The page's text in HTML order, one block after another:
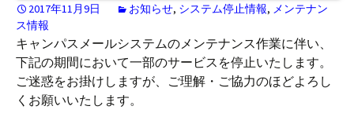
キ
プ
2017年11月9日 お知らせ, システム停止情報, メンテナン
ス情報
キャンパスメールシステムのメンテナンス作業に伴い、
下記の期間において一部のサービスを停止いたします。
ご迷惑をお掛けしますが、ご理解・ご協力のほどよろし
くお願いいたします。